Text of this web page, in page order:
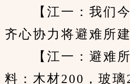
【江一：我们今
齐心协力将避难所
【江一：避难所
料：木材200，玻璃